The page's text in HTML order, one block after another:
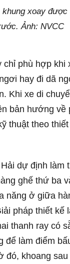
xoay được
Ảnh: NVCC
chỉ phù hợp khi
hay đi dã
Khi xe di
bản hướng về
thuật theo
dự định làm
ghế thứ ba
năng ở giữa
pháp thiết kế
thanh ray có
để làm điểm
đó, khoang